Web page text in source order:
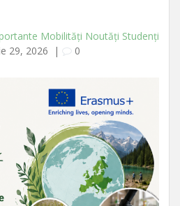
Mobilități Noutăți Studenți
29, 2026 | 0